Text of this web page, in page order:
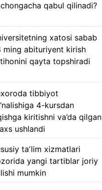
qabul qilinadi?
xatosi sabab
ming abituriyent kirish
qayta topshiradi
tibbiyot
4-kursdan
kiritishni va’da qilgan
ushlandi
taʼlim xizmatlari
yangi tartiblar joriy
mumkin